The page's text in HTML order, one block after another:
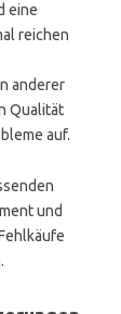
eine
reichen
anderer
Qualität
auf.
und